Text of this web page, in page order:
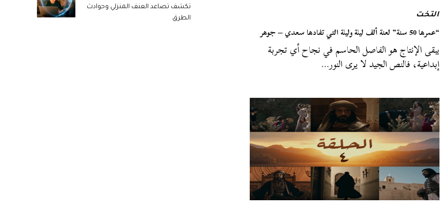
التخت
“عمرها 50 سنة” لعنة ألف ليلة وليلة التي تفادها سعدي – جوهر
يبقى الإنتاج هو الفاصل الحاسم في نجاح أي تجربة
إبداعية، فالنص الجيد لا يرى النور…
تكشف تصاعد العنف المنزلي وحوادث
الطرق